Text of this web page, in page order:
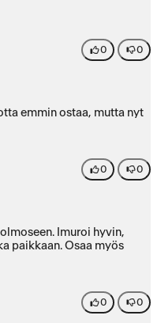
0 0
emmin ostaa, mutta nyt
0 0
Imuroi hyvin,
paikkaan. Osaa myös
0 0